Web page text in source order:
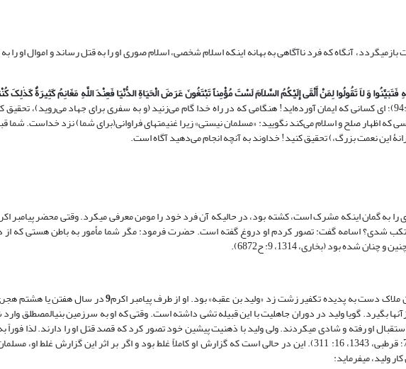
آنگاه که فرد ناآگاهی به بهانه اینکه اسلام شخصی، اسلام صوری او را به قتل رساند و اموال او را
فَتَبَیَّنُوا وَ لاَ تَقُولُوا لِمَنْ أَلْقَى إِلَیْکُمُ السَّلاَمَ لَسْتَ مُؤْمِناً تَبْتَغُونَ عَرَضَ الْحَیَاةِ الدُّنْیَا فَعِنْدَ اللَّهِ مَغَانِمُ کَثِیرَةٌ کَذٰلِکَ
(نساء:94)؛ اى کسانى که ایمان آورده‌اید! هنگامى که در راه خدا گام مى‌زنید (و به سفرى براى جهاد مى‌روید)،
که اظهار صلح و اسلام مى‌کند نگویید: «مسلمان نیستى» زیرا غنیمتهاى فراوانى(براى شما) نزد خداست. شما
این نعمت بزرگ،) تحقیق کنید! خداوند به آنچه انجام مى‌دهید آگاه است.
به گمان اینکه مشرک است، کشته بود، در حالی‏که آن فرد خود را مومن معرفی می‏کرد. وقتی محضر پیامبر
شدی؟ اسامه گفت: تصور کردم او دروغ گفته است. حضرت فرمود: مگر شما مأمور به باطن هستی که از
شده بود (بخاری، 1314، 9: ح6872).
دست به پدیده تکفیر زشت زد «ولید بن عقبه» بود. او از طرف پیامبر اکرم9در سال هفتن یا هشتم
بگیرد. گویا ولید در دوران جاهلیت با این قبیله تشی داشته است. وقتی که او به سرزمین بنی‏المصطلق وارد
او رفته و شادی می‏کردند. ولی ولید با ذهنیت پیشین خود تصور کرد که قصد قتل او را دارند. لذا فوراً
این قبیله گزارش کرد (طبری، 1400، 26: 78؛ قرطبی، 1343، 16: 311). این در حالی است که گزارش او کاملاً غلط بود و اگر بر اثر این
ولید، می‏فرماید: